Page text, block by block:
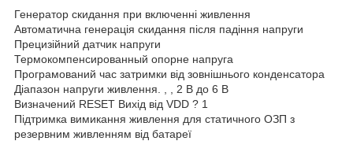
Генератор скидання при включенні живлення
Автоматична генерація скидання після падіння напруги
Прецизійний датчик напруги
Термокомпенсированный опорне напруга
Програмований час затримки від зовнішнього конденсатора
Діапазон напруги живлення. , , 2 В до 6 В
Визначений RESET Вихід від VDD ? 1
Підтримка вимикання живлення для статичного ОЗП з
резервним живленням від батареї